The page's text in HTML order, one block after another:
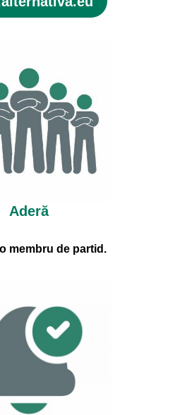
Aderă
membru de partid.